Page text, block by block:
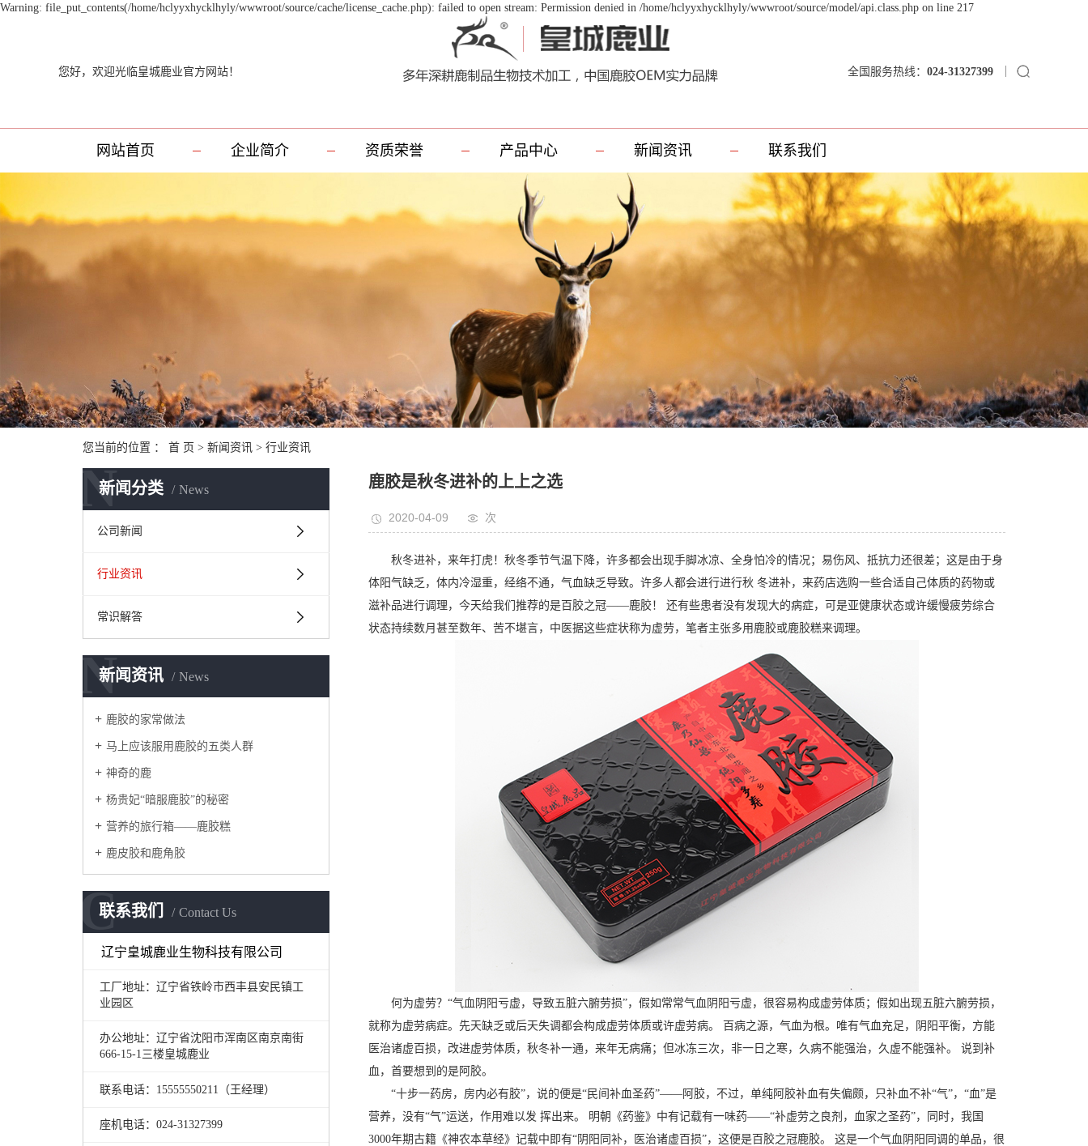
Warning: file_put_contents(/home/hclyyxhycklhyly/wwwroot/source/cache/license_cache.php): failed to open stream: Permission denied in /home/hclyyxhycklhyly/wwwroot/source/model/api.class.php on line 217
您好，欢迎光临皇城鹿业官方网站！ 全国服务热线： 024-31327399
网站首页 企业简介 资质荣誉 产品中心 新闻资讯 联系我们
您当前的位置 ： 首 页 > 新闻资讯 > 行业资讯
新闻分类 News
N
公司新闻
行业资讯
常识解答
新闻资讯 News
N
鹿胶的家常做法
马上应该服用鹿胶的五类人群
神奇的鹿
杨贵妃“暗服鹿胶”的秘密
营养的旅行箱——鹿胶糕
鹿皮胶和鹿角胶
联系我们 Contact Us
C
辽宁皇城鹿业生物科技有限公司
工厂地址：辽宁省铁岭市西丰县安民镇工
业园区
办公地址：辽宁省沈阳市浑南区南京南街
666-15-1三楼皇城鹿业
联系电话：15555550211（王经理）
座机电话：024-31327399
鹿胶是秋冬进补的上上之选
2020-04-09 次
秋冬进补，来年打虎！秋冬季节气温下降，许多都会出现手脚冰凉、全身怕冷的情况；易伤风、抵抗力还很差；这是由于身
体阳气缺乏，体内冷湿重，经络不通，气血缺乏导致。许多人都会进行进行秋 冬进补，来药店选购一些合适自己体质的药物或
滋补品进行调理，今天给我们推荐的是百胶之冠——鹿胶！ 还有些患者没有发现大的病症，可是亚健康状态或许缓慢疲劳综合
状态持续数月甚至数年、苦不堪言，中医据这些症状称为虚劳，笔者主张多用鹿胶或鹿胶糕来调理。
何为虚劳？“气血阴阳亏虚，导致五脏六腑劳损”，假如常常气血阴阳亏虚，很容易构成虚劳体质；假如出现五脏六腑劳损，
就称为虚劳病症。先天缺乏或后天失调都会构成虚劳体质或许虚劳病。 百病之源，气血为根。唯有气血充足，阴阳平衡，方能
医治诸虚百损，改进虚劳体质，秋冬补一通，来年无病痛；但冰冻三次，非一日之寒，久病不能强治，久虚不能强补。 说到补
血，首要想到的是阿胶。
“十步一药房，房内必有胶”，说的便是“民间补血圣药”——阿胶，不过，单纯阿胶补血有失偏颇，只补血不补“气”，“血”是
营养，没有“气”运送，作用难以发 挥出来。 明朝《药鉴》中有记载有一味药——“补虚劳之良剂，血家之圣药”，同时，我国
3000年期古籍《神农本草经》记载中即有“阴阳同补，医治诸虚百损”，这便是百胶之冠鹿胶。 这是一个气血阴阳同调的单品，很